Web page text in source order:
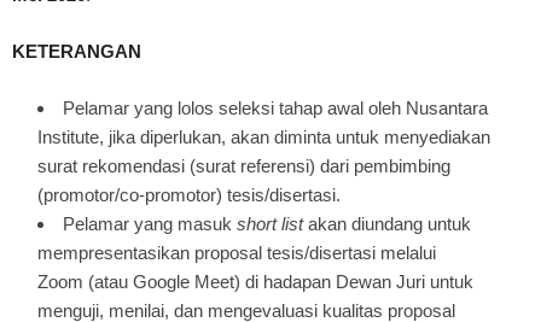
KETERANGAN
Pelamar yang lolos seleksi tahap awal oleh Nusantara
Institute, jika diperlukan, akan diminta untuk menyediakan
surat rekomendasi (surat referensi) dari pembimbing
(promotor/co-promotor) tesis/disertasi.
Pelamar yang masuk short listakan diundang untuk
mempresentasikan proposal tesis/disertasi melalui
Zoom (atau Google Meet) di hadapan Dewan Juri untuk
menguji, menilai, dan mengevaluasi kualitas proposal